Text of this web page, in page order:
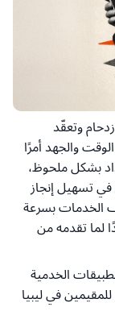
وتعقّد
والجهد أمرًا
بشكل ملحوظ،
تسهيل إنجاز
الخدمات بسرعة
لما تقدمه من
الخدمية
في ليبيا